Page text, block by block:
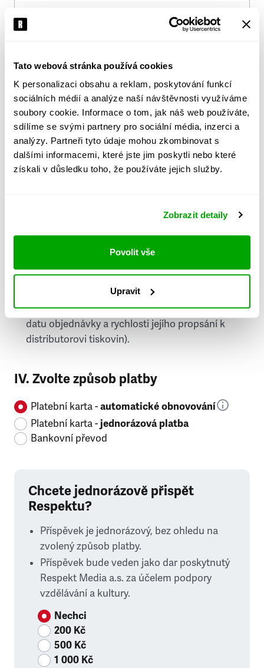
Tato webová stránka používá cookies
K personalizaci obsahu a reklam, poskytování funkcí
sociálních médií a analýze naší návštěvnosti využíváme
soubory cookie. Informace o tom, jak náš web používáte,
sdílíme se svými partnery pro sociální média, inzerci a
analýzy. Partneři tyto údaje mohou zkombinovat s
dalšími informacemi, které jste jim poskytli nebo které
získali v důsledku toho, že používáte jejich služby.
Zobrazit detaily
Povolit vše
Upravit
Ulice
Město
PSČ
Stát
doručování týdeníku Respekt v tištěné verzi, na
první vydání ve vaší schránce se můžete těšit
příští, nejpozději přespříští týden (v závislosti na
datu objednávky a rychlosti jejího propsání k
distributorovi tiskovin).
IV. Zvolte způsob platby
Platební karta -automatické obnovování
Platební karta -jednorázová platba
Bankovní převod
Chcete jednorázově přispět
Respektu?
Příspěvek je jednorázový, bez ohledu na
zvolený způsob platby.
Příspěvek bude veden jako dar poskytnutý
Respekt Media a.s. za účelem podpory
vzdělávání a kultury.
Nechci
200 Kč
500 Kč
1 000 Kč